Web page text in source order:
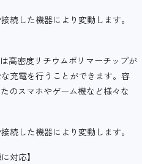
続した機器により変動します。
高密度リチウムポリマーチップが
充電を行うことができます。容
のスマホやゲーム機など様々な
続した機器により変動します。
対応】